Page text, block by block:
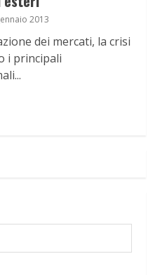
2013
dei mercati, la crisi
i principali